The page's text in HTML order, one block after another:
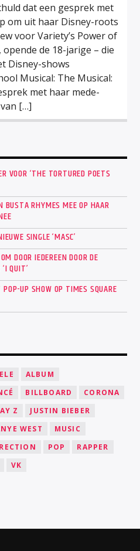
dat een gesprek met
om uit haar Disney-roots
voor Variety’s Power of
de 18-jarige – die
Disney-shows
Musical: The Musical:
met haar mede-
[…]
VOOR ‘THE TORTURED POETS
RHYMES MEE OP HAAR
SINGLE ‘MASC’
DOOR IEDEREEN DOOR DE
QUIT’
UP SHOW OP TIMES SQUARE
ALBUM
BILLBOARD
CORONA
Z
JUSTIN BIEBER
WEST
MUSIC
POP
RAPPER
VK